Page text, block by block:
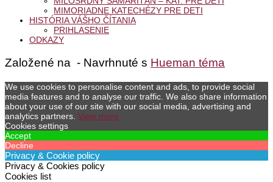
MIMORIADNE KATECHÉZY PRE DETI
HISTÓRIA VÁŠHO ČÍTANIA
PRIHLASENIE
ODKAZY
Založené na - Navrhnuté s Hueman téma
We use cookies to personalise content and ads, to provide social
media features and to analyse our traffic. We also share information
about your use of our site with our social media, advertising and
analytics partners. View more
Cookies settings
Accept
Decline
Privacy & Cookie policy
Privacy & Cookies policy
Cookies list